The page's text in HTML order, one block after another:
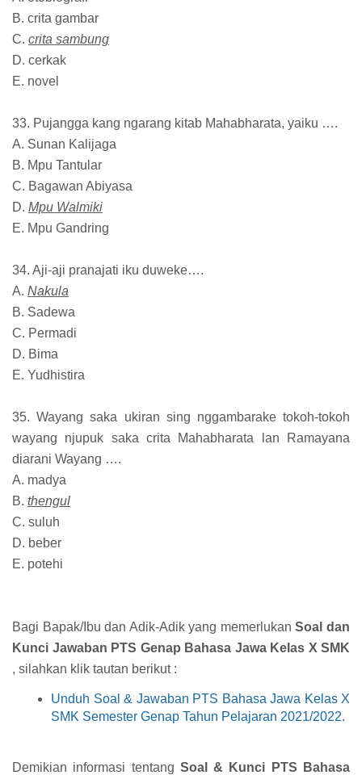
B. crita gambar
C. crita sambung
D. cerkak
E. novel
33. Pujangga kang ngarang kitab Mahabharata, yaiku ….
A. Sunan Kalijaga
B. Mpu Tantular
C. Bagawan Abiyasa
D. Mpu Walmiki
E. Mpu Gandring
34. Aji-aji pranajati iku duweke….
A. Nakula
B. Sadewa
C. Permadi
D. Bima
E. Yudhistira
35. Wayang saka ukiran sing nggambarake tokoh-tokoh
wayang njupuk saka crita Mahabharata lan Ramayana
diarani Wayang ….
A. madya
B. thengul
C. suluh
D. beber
E. potehi
Bagi Bapak/Ibu dan Adik-Adik yang memerlukanSoal dan
Kunci Jawaban PTS Genap Bahasa Jawa Kelas X SMK
, silahkan klik tautan berikut :
Unduh Soal & Jawaban PTS Bahasa Jawa Kelas X
SMK Semester Genap Tahun Pelajaran 2021/2022.
Demikian informasi tentang Soal & Kunci PTS Bahasa